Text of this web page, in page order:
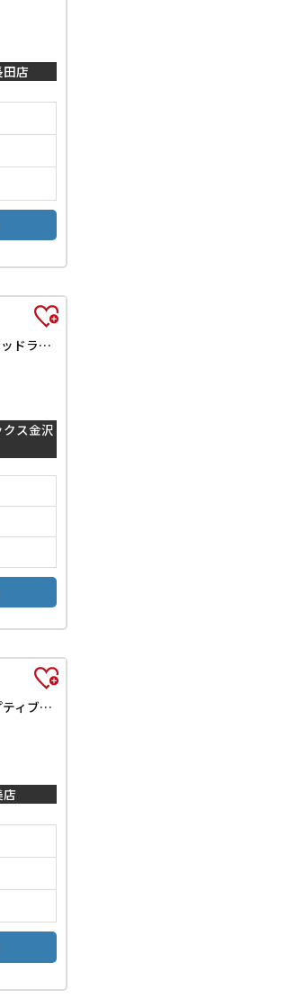
田店
G 4WD ドライブレコーダー ETC バックカメラ TV クリアランスソナー レーンアシスト 衝突被害軽減システム オートライト LEDヘッドランプ ヘッドライトウォッシャー スマートキー
ス金沢
e：HEVスパーダ 登録済未使用車 禁煙車 HondaSENSING 両側自動ドア アダプティブクルーズコントロール 電子パーキング パワーバックドア アダプティブクルーズコントロール ブラインドスポットモニター